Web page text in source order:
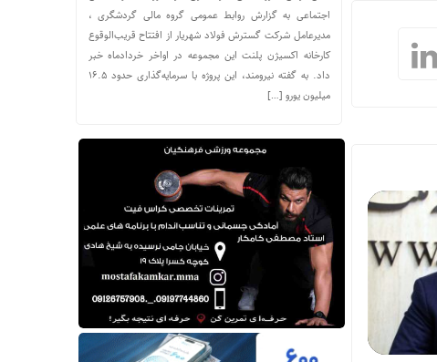
اجتماعی به گزارش روابط عمومی گروه مالی گردشگری ،
مدیرعامل شرکت گسترش فولاد شهریار از افتتاح قریب‌الوقوع
کارخانه اکسیژن پلنت این مجموعه در اواخر خردادماه خبر
داد. به گفته نیرومند، این پروژه با سرمایه‌گذاری حدود ۱۶.۵
میلیون یورو […]